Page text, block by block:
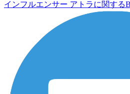
インフルエンサー アトラに関する